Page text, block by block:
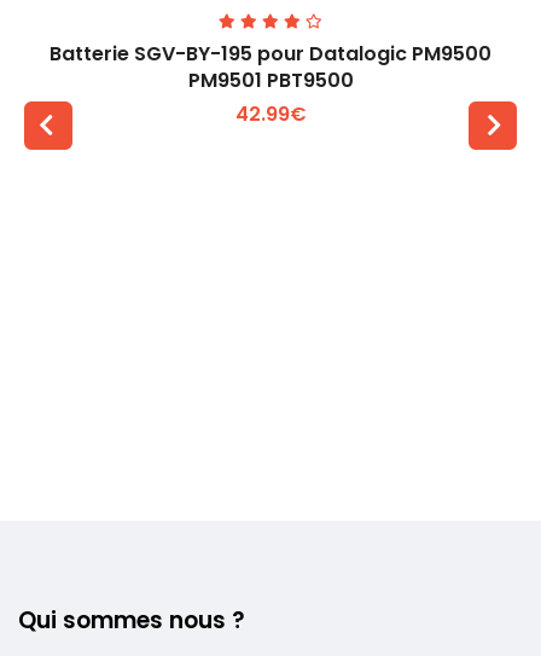
Batterie SGV-BY-195 pour Datalogic PM9500
PM9501 PBT9500
42.99€
Qui sommes nous ?